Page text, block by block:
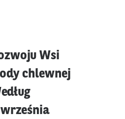
Wsi
chlewnej